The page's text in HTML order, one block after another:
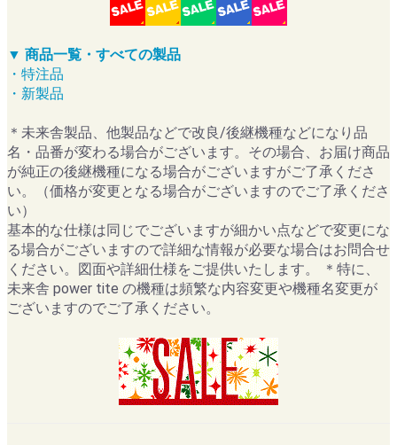
▼ 商品一覧・すべての製品
・特注品
・新製品
＊未来舎製品、他製品などで改良/後継機種などになり品
名・品番が変わる場合がございます。その場合、お届け商品
が純正の後継機種になる場合がございますがご了承くださ
い。（価格が変更となる場合がございますのでご了承くださ
い）
基本的な仕様は同じでございますが細かい点などで変更にな
る場合がございますので詳細な情報が必要な場合はお問合せ
ください。図面や詳細仕様をご提供いたします。 ＊特に、
未来舎 power tite の機種は頻繁な内容変更や機種名変更が
ございますのでご了承ください。